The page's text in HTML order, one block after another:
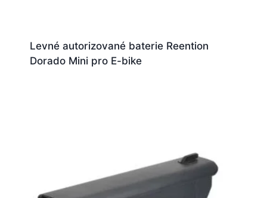
Levné autorizované baterie Reention
Dorado Mini pro E-bike